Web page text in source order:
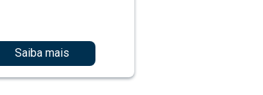
Saiba mais